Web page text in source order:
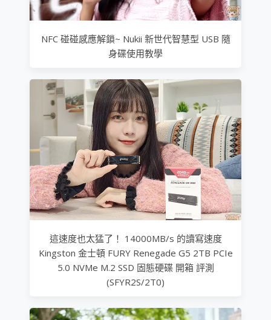
NFC 碰碰感應解鎖~ Nukii 新世代智慧型 USB 隨
身碟使用教學
這速度也太猛了！ 14000MB/s 的讀寫速度
Kingston 金士頓 FURY Renegade G5 2TB PCIe
5.0 NVMe M.2 SSD 固態硬碟 開箱 評測
(SFYR2S/2T0)